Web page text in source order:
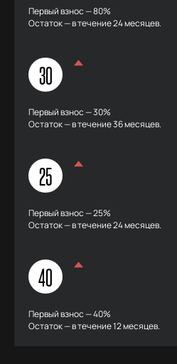
Первый взнос — 80%
Остаток — в течение 24 месяцев.
30
Первый взнос — 30%
Остаток — в течение 36 месяцев.
25
Первый взнос — 25%
Остаток — в течение 24 месяцев.
40
Первый взнос — 40%
Остаток — в течение 12 месяцев.